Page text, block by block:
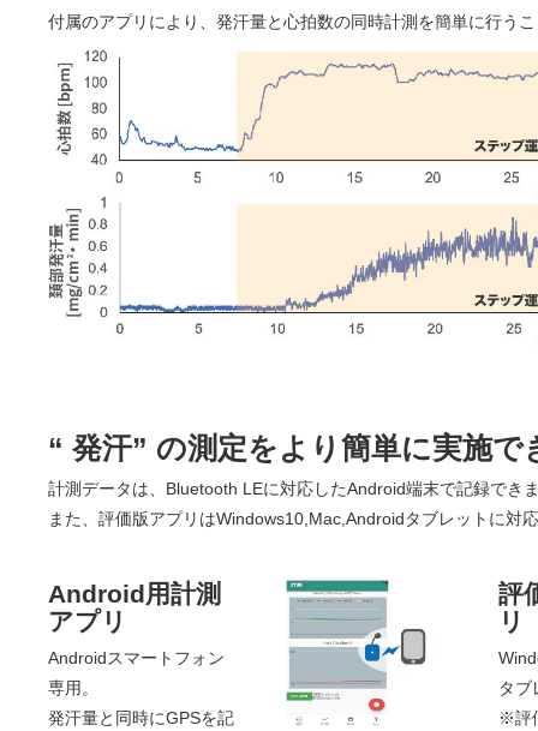
付属のアプリにより、発汗量と心拍数の同時計測を簡単に行う
“ 発汗” の測定をより簡単に実施で
計測データは、Bluetooth LEに対応したAndroid端末で記録でき
また、評価版アプリはWindows10,Mac,Androidタブレットに対
Android用計測
アプリ
Androidスマートフォン
専用。
発汗量と同時にGPSを記
評
リ
タブ
※評